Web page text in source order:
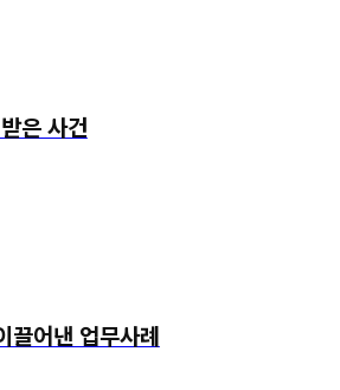
은 사건
끌어낸 업무사례